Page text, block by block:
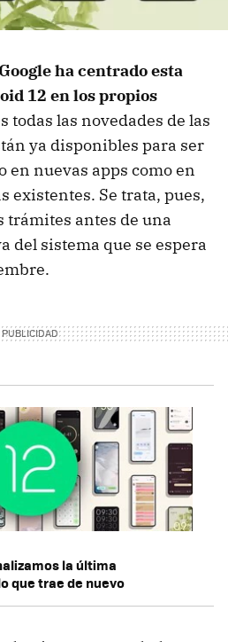
Google ha centrado esta
12 en los propios
todas las novedades de las
ya disponibles para ser
en nuevas apps como en
existentes. Se trata, pues,
trámites antes de una
del sistema que se espera
la última
que trae de nuevo